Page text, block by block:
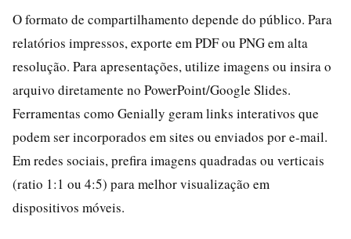
O formato de compartilhamento depende do público. Para
relatórios impressos, exporte em PDF ou PNG em alta
resolução. Para apresentações, utilize imagens ou insira o
arquivo diretamente no PowerPoint/Google Slides.
Ferramentas como Genially geram links interativos que
podem ser incorporados em sites ou enviados por e-mail.
Em redes sociais, prefira imagens quadradas ou verticais
(ratio 1:1 ou 4:5) para melhor visualização em
dispositivos móveis.